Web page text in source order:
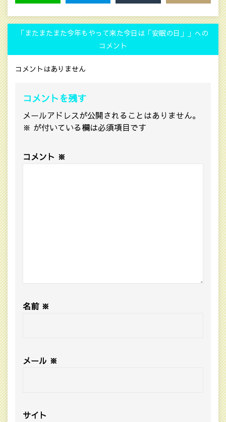
「またまたまた今年もやって来た今日は「安眠の日」」への
コメント
コメントはありません
コメントを残す
メールアドレスが公開されることはありません。
※ が付いている欄は必須項目です
コメント ※
名前 ※
メール ※
サイト